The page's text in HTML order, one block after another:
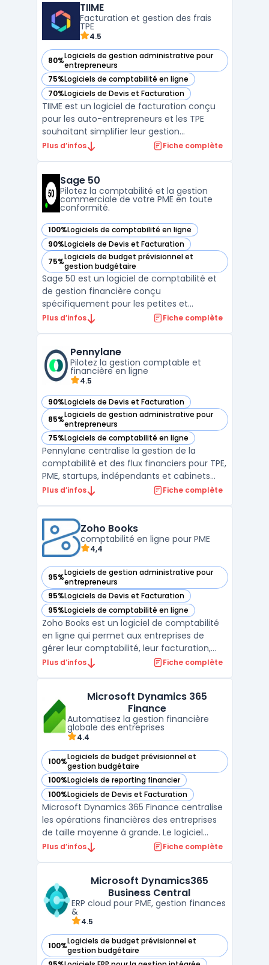
propose des fonctionnalités telles que la
gestion des pa ...
TIIME
Facturation et gestion des frais
TPE
4.5
80%Logiciels de gestion administrative pour
entrepreneurs
— voir TIIME dans cette catégorie
75%Logiciels de comptabilité en ligne
— voir TIIME dans cette catégorie
70%Logiciels de Devis et Facturation
— voir TIIME dans cette catégorie
TIIME est un logiciel de facturation conçu
pour les auto-entrepreneurs et les TPE
souhaitant simplifier leur gestion
administrative. Cette solution permet de
conformité légale des documents émis.
Grâce à son interface intui ...
Plus d’infos Fiche complète
Sage 50
Pilotez la comptabilité et la gestion
commerciale de votre PME en toute
conformité.
100%Logiciels de comptabilité en ligne
— voir Sage 50 dans cette catégorie
90%Logiciels de Devis et Facturation
— voir Sage 50 dans cette catégorie
75%Logiciels de budget prévisionnel et
gestion budgétaire
— voir Sage 50 dans cette catégorie
Sage 50 est un logiciel de comptabilité et
de gestion financière conçu
spécifiquement pour les petites et
moyennes entreprises. Avec ses
fournisseurs, la gestion des stocks, la
Plus d’infos Fiche complète
Pennylane
Pilotez la gestion comptable et
financière en ligne
4.5
90%Logiciels de Devis et Facturation
— voir Pennylane dans cette catégorie
85%Logiciels de gestion administrative pour
entrepreneurs
— voir Pennylane dans cette catégorie
75%Logiciels de comptabilité en ligne
— voir Pennylane dans cette catégorie
Pennylane centralise la gestion de la
comptabilité et des flux financiers pour TPE,
PME, startups, indépendants et cabinets
d’expertise comptable. La plateforme SaaS
accès collaboratifs pour clients et experts ...
Plus d’infos Fiche complète
Zoho Books
comptabilité en ligne pour PME
4,4
95%Logiciels de gestion administrative pour
entrepreneurs
— voir Zoho Books dans cette catégorie
95%Logiciels de Devis et Facturation
— voir Zoho Books dans cette catégorie
95%Logiciels de comptabilité en ligne
— voir Zoho Books dans cette catégorie
Zoho Books est un logiciel de comptabilité
en ligne qui permet aux entreprises de
gérer leur comptabilité, leur facturation,
leur gestion de stock, leur reporting
leurs tâches administratives et financières,
comme l' ...
Plus d’infos Fiche complète
Microsoft Dynamics 365
Finance
Automatisez la gestion financière
globale des entreprises
4.4
100%Logiciels de budget prévisionnel et
gestion budgétaire
— voir Microsoft Dynamics 365 Finance dans cette
100%Logiciels de reporting financier
— voir Microsoft Dynamics 365 Finance dans cette
100%Logiciels de Devis et Facturation
— voir Microsoft Dynamics 365 Finance dans cette
Microsoft Dynamics 365 Finance centralise
les opérations financières des entreprises
de taille moyenne à grande. Le logiciel
prend en charge la gestion de la
fonctionnement en mode cloud adapte la
coordination à des environ ...
Plus d’infos Fiche complète
Microsoft Dynamics365
Business Central
ERP cloud pour PME, gestion finances
&
4.5
100%Logiciels de budget prévisionnel et
gestion budgétaire
— voir Microsoft Dynamics365 Business Central dans